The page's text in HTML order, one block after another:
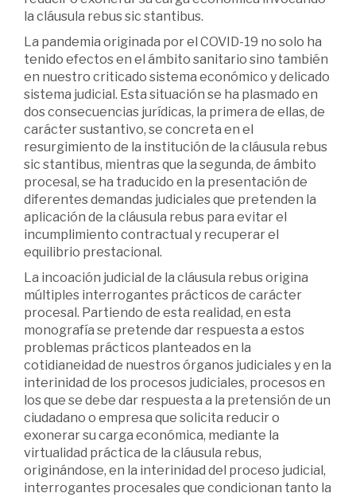
la cláusula rebus sic stantibus.
La pandemia originada por el COVID-19 no solo ha
tenido efectos en el ámbito sanitario sino también
en nuestro criticado sistema económico y delicado
sistema judicial. Esta situación se ha plasmado en
dos consecuencias jurídicas, la primera de ellas, de
carácter sustantivo, se concreta en el
resurgimiento de la institución de la cláusula rebus
sic stantibus, mientras que la segunda, de ámbito
procesal, se ha traducido en la presentación de
diferentes demandas judiciales que pretenden la
aplicación de la cláusula rebus para evitar el
incumplimiento contractual y recuperar el
equilibrio prestacional.
La incoación judicial de la cláusula rebus origina
múltiples interrogantes prácticos de carácter
procesal. Partiendo de esta realidad, en esta
monografía se pretende dar respuesta a estos
problemas prácticos planteados en la
cotidianeidad de nuestros órganos judiciales y en la
interinidad de los procesos judiciales, procesos en
los que se debe dar respuesta a la pretensión de un
ciudadano o empresa que solicita reducir o
exonerar su carga económica, mediante la
virtualidad práctica de la cláusula rebus,
originándose, en la interinidad del proceso judicial,
interrogantes procesales que condicionan tanto la